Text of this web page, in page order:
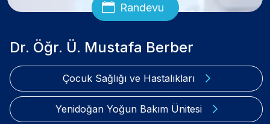
Randevu
Dr. Öğr. Ü. Mustafa Berber
Çocuk Sağlığı ve Hastalıkları
Yenidoğan Yoğun Bakım Ünitesi